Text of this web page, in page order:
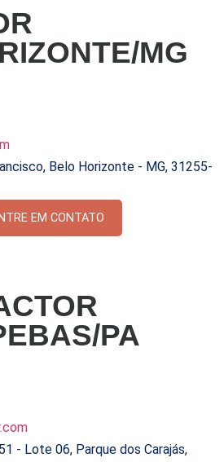
MG
Belo Horizonte - MG, 31255-
EM CONTATO
PA
- Lote 06, Parque dos Carajás,